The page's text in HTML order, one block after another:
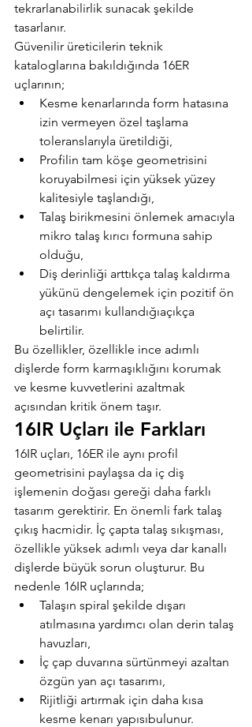
tekrarlanabilirlik sunacak şekilde
tasarlanır.
Güvenilir üreticilerin teknik
kataloglarına bakıldığında 16ER
uçlarının;
Kesme kenarlarında form hatasına
izin vermeyen özel taşlama
toleranslarıyla üretildiği,
Profilin tam köşe geometrisini
koruyabilmesi için yüksek yüzey
kalitesiyle taşlandığı,
Talaş birikmesini önlemek amacıyla
mikro talaş kırıcı formuna sahip
olduğu,
Diş derinliği arttıkça talaş kaldırma
yükünü dengelemek için pozitif ön
açı tasarımı kullandığıaçıkça
belirtilir.
Bu özellikler, özellikle ince adımlı
dişlerde form karmaşıklığını korumak
ve kesme kuvvetlerini azaltmak
açısından kritik önem taşır.
16IR Uçları ile Farkları
16IR uçları, 16ER ile aynı profil
geometrisini paylaşsa da iç diş
işlemenin doğası gereği daha farklı
tasarım gerektirir. En önemli fark talaş
çıkış hacmidir. İç çapta talaş sıkışması,
özellikle yüksek adımlı veya dar kanallı
dişlerde büyük sorun oluşturur. Bu
nedenle 16IR uçlarında;
Talaşın spiral şekilde dışarı
atılmasına yardımcı olan derin talaş
havuzları,
İç çap duvarına sürtünmeyi azaltan
özgün yan açı tasarımı,
Rijitliği artırmak için daha kısa
kesme kenarı yapısıbulunur.